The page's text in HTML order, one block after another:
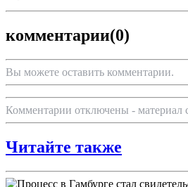
комментарии(0)
Вы можете оставить комментарии.
Комментарии отключены - материал
Читайте также